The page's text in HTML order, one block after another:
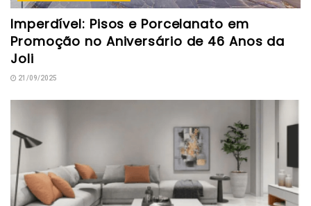
Imperdível: Pisos e Porcelanato em
Promoção no Aniversário de 46 Anos da
Joli
21/09/2025